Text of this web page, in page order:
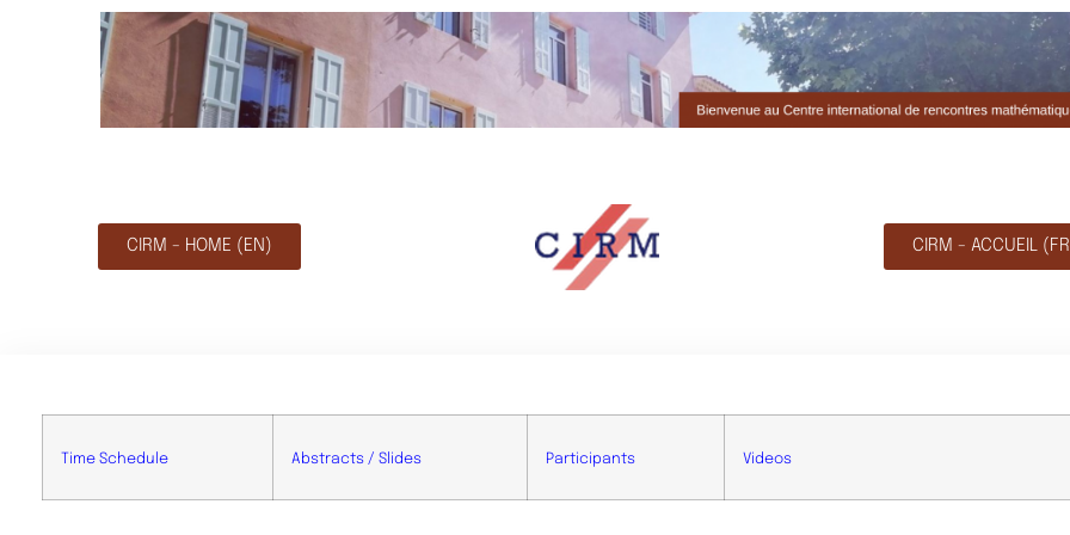
CIRM - HOME (EN) CIRM - ACCUEIL
Time Schedule Abstracts / Slides Participants Videos